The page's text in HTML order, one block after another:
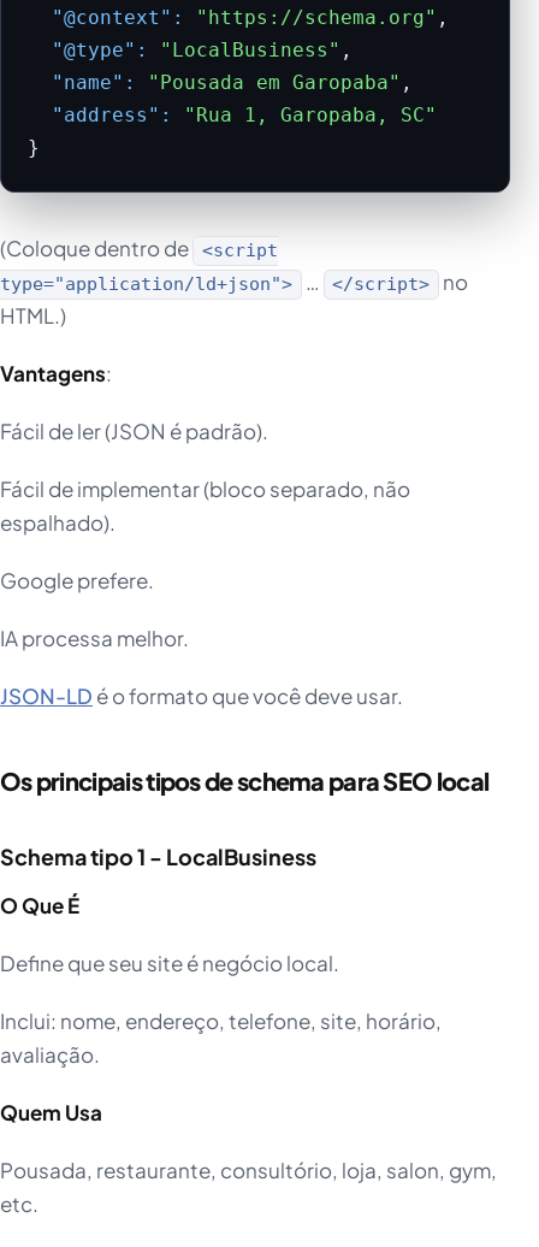
"@context":
"https://schema.org" ,
"@type":
"LocalBusiness" ,
"name":
"Pousada em Garopaba" ,
"address":
"Rua 1, Garopaba, SC"
}
(Coloque dentro de
<script
type="application/ld+json">
… </script>
no
HTML.)
Vantagens:
Fácil de ler (JSON é padrão).
Fácil de implementar (bloco separado, não
espalhado).
Google prefere.
IA processa melhor.
JSON-LD é o formato que você deve usar.
Os principais tipos de schema para SEO local
Schema tipo 1 - LocalBusiness
O Que É
Define que seu site é negócio local.
Inclui: nome, endereço, telefone, site, horário,
avaliação.
Quem Usa
Pousada, restaurante, consultório, loja, salon, gym,
etc.